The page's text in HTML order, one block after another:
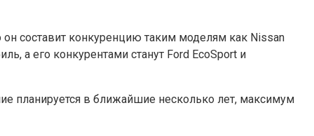
он составит конкуренцию таким моделям как Nissan
а его конкурентами станут Ford EcoSport и
планируется в ближайшие несколько лет, максимум